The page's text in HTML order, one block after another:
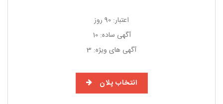
اعتبار: 90 روز
آگهی ساده: 10
آگهی های ویژه: 3
انتخاب پلان